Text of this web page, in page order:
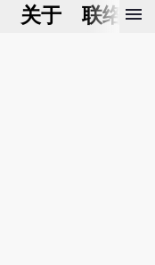
关于 联络我
menu